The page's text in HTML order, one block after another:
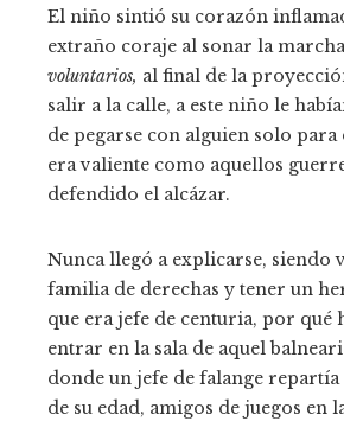
El niño sintió su corazón
extraño coraje al sonar la
voluntarios, al final de la
salir a la calle, a este niño le
de pegarse con alguien solo
era valiente como aquellos
defendido el alcázar.
Nunca llegó a explicarse, siendo
familia de derechas y tener un
que era jefe de centuria, por qué
entrar en la sala de aquel
donde un jefe de falange
de su edad, amigos de juegos en